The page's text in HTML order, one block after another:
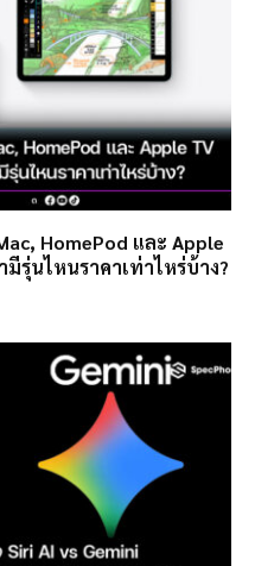
HomePod และ Apple
รุ่นไหนราคาเท่าไหร่บ้าง?